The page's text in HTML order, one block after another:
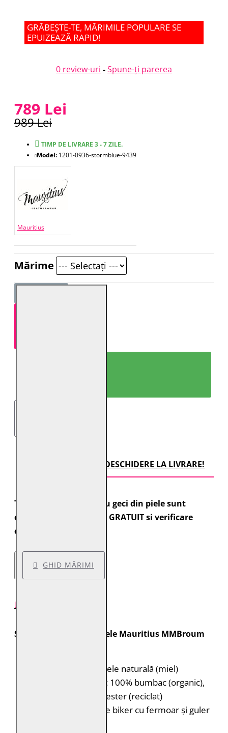
GRĂBEȘTE-TE, MĂRIMILE POPULARE SE
EPUIZEAZĂ RAPID!
0 review-uri -Spune-ţi parerea
789 Lei
989 Lei
TIMP DE LIVRARE 3 - 7 ZILE.
Model: 1201-0936-stormblue-9439
Mauritius
Mărime
TRANSPORT CU DESCHIDERE LA LIVRARE!
Toate comenzile pentru geci din piele sunt
expediate cu transport GRATUIT si verificare
colet.
GHID MĂRIMI
Specificații geacă de piele Mauritius MMBroum
100% piele naturală (miel)
Corp: 100% bumbac (organic),
Mâneci: 100% poliester (reciclat)
Geacă de piele biker cu fermoar și guler